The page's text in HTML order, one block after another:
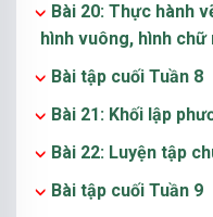
Bài 20: Thực hành
hình vuông, hình
Bài tập cuối Tuần 8
Bài 21: Khối lập
Bài 22: Luyện tập
Bài tập cuối Tuần 9